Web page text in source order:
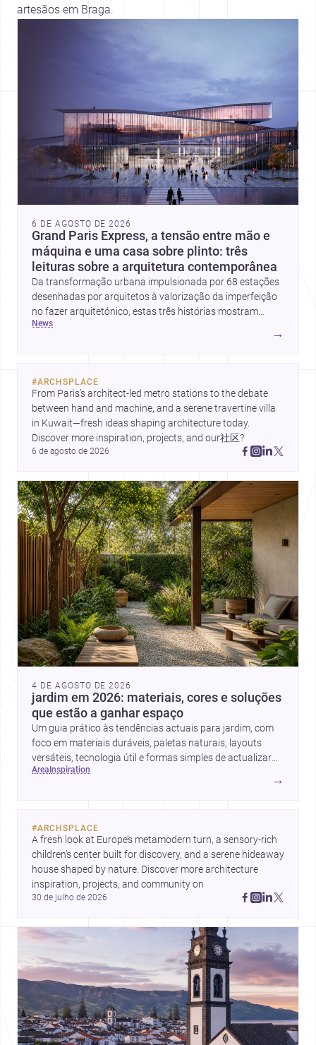
artesãos em Braga.
6 DE AGOSTO DE 2026
Grand Paris Express, a tensão entre mão e
máquina e uma casa sobre plinto: três
leituras sobre a arquitetura contemporânea
Da transformação urbana impulsionada por 68 estações
desenhadas por arquitetos à valorização da imperfeição
no fazer arquitetónico, estas três histórias mostram
como a disciplina continua a reinventar cidades, materiais
contemporânea.
news
→
#ARCHSPLACE
From Paris’s architect-led metro stations to the debate
between hand and machine, and a serene travertine villa
in Kuwait—fresh ideas shaping architecture today.
Discover more inspiration, projects, and our社区?
6 de agosto de 2026
4 DE AGOSTO DE 2026
jardim em 2026: materiais, cores e soluções
que estão a ganhar espaço
Um guia prático às tendências actuais para jardim, com
foco em materiais duráveis, paletas naturais, layouts
versáteis, tecnologia útil e formas simples de actualizar
sem obras totais.
area inspiration
→
#ARCHSPLACE
A fresh look at Europe’s metamodern turn, a sensory-rich
children’s center built for discovery, and a serene hideaway
house shaped by nature. Discover more architecture
30 de julho de 2026